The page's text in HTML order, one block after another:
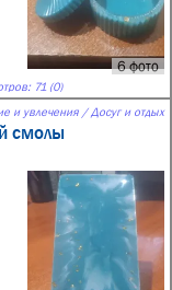
6 фото
71 (0)
и увлечения / Досуг и отдых
смолы